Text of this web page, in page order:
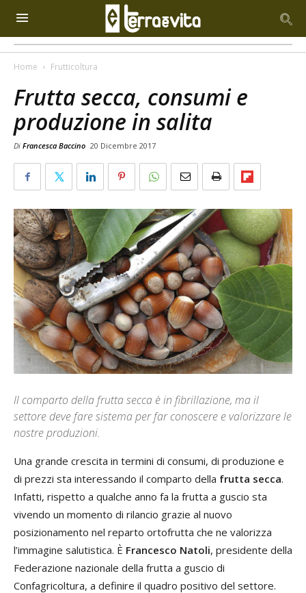
Home Frutticoltura
Frutta secca, consumi e
produzione in salita
Di Francesca Baccino 20 Dicembre 2017
Il comparto della frutta secca è in fibrillazione, ma il
settore deve fare sistema per far conoscere e valorizzare le
nostre produzioni.
Una grande crescita in termini di consumi, di produzione e
di prezzi sta interessando il comparto della frutta secca.
Infatti, rispetto a qualche anno fa la frutta a guscio sta
vivendo un momento di rilancio grazie al nuovo
posizionamento nel reparto ortofrutta che ne valorizza
l’immagine salutistica. È Francesco Natoli, presidente della
Federazione nazionale della frutta a guscio di
Confagricoltura, a definire il quadro positivo del settore.